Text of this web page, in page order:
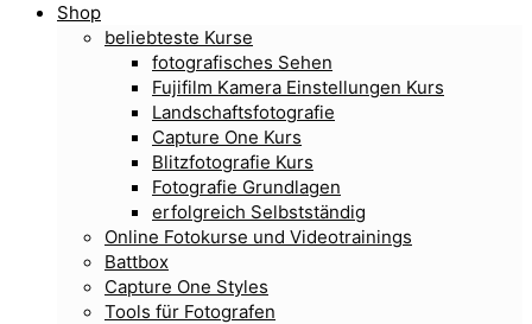
Shop
beliebteste Kurse
fotografisches Sehen
Fujifilm Kamera Einstellungen Kurs
Landschaftsfotografie
Capture One Kurs
Blitzfotografie Kurs
Fotografie Grundlagen
erfolgreich Selbstständig
Online Fotokurse und Videotrainings
Battbox
Capture One Styles
Tools für Fotografen